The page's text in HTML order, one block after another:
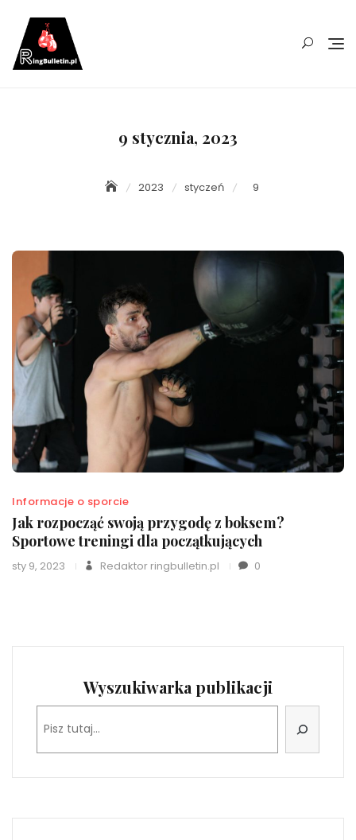
content
9 stycznia, 2023
2023 styczeń 9
Informacje o sporcie
Jak rozpocząć swoją przygodę z boksem?
Sportowe treningi dla początkujących
sty 9, 2023 Redaktor ringbulletin.pl 0
Wyszukiwarka publikacji